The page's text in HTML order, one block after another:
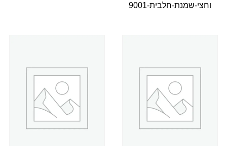
וחצי-שמנת-חלבית-9001